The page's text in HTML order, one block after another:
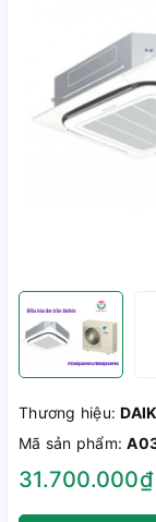
Thương hiệu:
Mã sản phẩm:
31.700.000₫